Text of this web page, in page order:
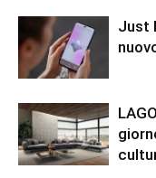
Just